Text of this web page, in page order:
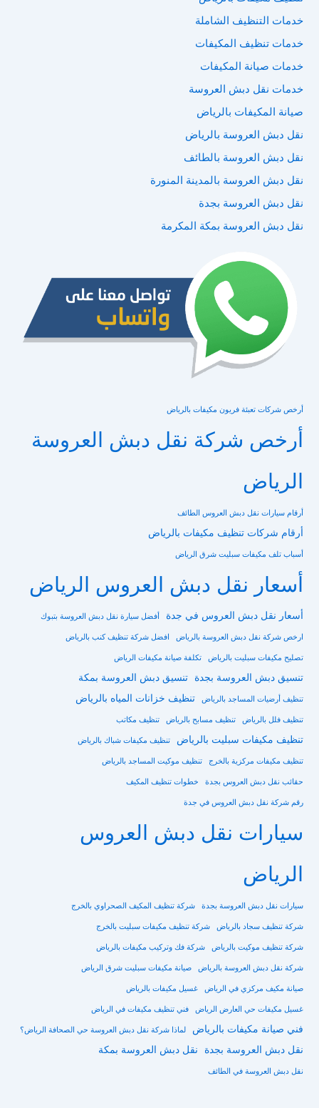
خدمات التنظيف الشاملة
خدمات تنظيف المكيفات
خدمات صيانة المكيفات
خدمات نقل دبش العروسة
صيانة المكيفات بالرياض
نقل دبش العروسة بالرياض
نقل دبش العروسة بالطائف
نقل دبش العروسة بالمدينة المنورة
نقل دبش العروسة بجدة
نقل دبش العروسة بمكة المكرمة
أرخص شركات تعبئة فريون مكيفات بالرياض
أرخص شركة نقل دبش العروسة
الرياض
أرقام سيارات نقل دبش العروس الطائف
أرقام شركات تنظيف مكيفات بالرياض
أسباب تلف مكيفات سبليت شرق الرياض
أسعار نقل دبش العروس الرياض
أسعار نقل دبش العروس في جدة أفضل سيارة نقل دبش العروسة بتبوك
ارخص شركة نقل دبش العروسة بالرياض افضل شركة تنظيف كنب بالرياض
تصليح مكيفات سبليت بالرياض تكلفة صيانة مكيفات الرياض
تنسيق دبش العروسة بجدة تنسيق دبش العروسة بمكة
تنظيف أرضيات المساجد بالرياض تنظيف خزانات المياه بالرياض
تنظيف فلل بالرياض تنظيف مسابح بالرياض تنظيف مكاتب
تنظيف مكيفات سبليت بالرياض تنظيف مكيفات شباك بالرياض
تنظيف مكيفات مركزية بالخرج تنظيف موكيت المساجد بالرياض
حقائب نقل دبش العروس بجدة خطوات تنظيف المكيف
رقم شركة نقل دبش العروس في جدة
سيارات نقل دبش العروس
الرياض
سيارات نقل دبش العروسة بجدة شركة تنظيف المكيف الصحراوي بالخرج
شركة تنظيف سجاد بالرياض شركة تنظيف مكيفات سبليت بالخرج
شركة تنظيف موكيت بالرياض شركة فك وتركيب مكيفات بالرياض
شركة نقل دبش العروسة بالرياض صيانة مكيفات سبليت شرق الرياض
صيانة مكيف مركزي في الرياض غسيل مكيفات بالرياض
غسيل مكيفات حي العارض الرياض فني تنظيف مكيفات في الرياض
فني صيانة مكيفات بالرياض لماذا شركة نقل دبش العروسة حي الصحافة الرياض؟
نقل دبش العروسة بجدة نقل دبش العروسة بمكة
نقل دبش العروسة في الطائف